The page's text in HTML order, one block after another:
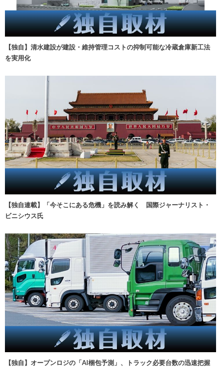
【独自】清水建設が建設・維持管理コストの抑制可能な冷蔵倉庫新工法
を実用化
【独自連載】「今そこにある危機」を読み解く 国際ジャーナリスト・
ビニシウス氏
【独自】オープンロジの「AI梱包予測」、トラック必要台数の迅速把握